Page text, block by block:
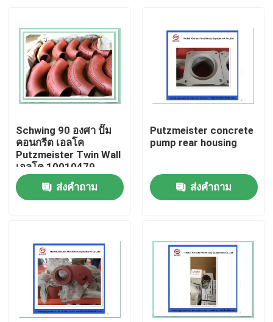
บ้าน
ผลิตภัณฑ์
เกี่ยวกับเรา
ทัวร์โรงงาน
Schwing 90 องศา ปั๊ม
คอนกรีต เอลโค
Putzmeister Twin Wall
เอลโค 10010479
ส่งคำถาม
Putzmeister concrete
pump rear housing
ส่งคำถาม